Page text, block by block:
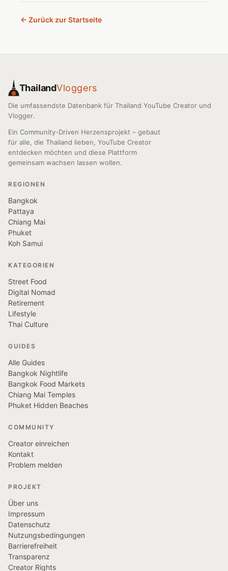
← Zurück zur Startseite
ThailandVloggers
Die umfassendste Datenbank für Thailand YouTube Creator und
Vlogger.
Ein Community-Driven Herzensprojekt – gebaut
für alle, die Thailand lieben, YouTube Creator
entdecken möchten und diese Plattform
gemeinsam wachsen lassen wollen.
REGIONEN
Bangkok
Pattaya
Chiang Mai
Phuket
Koh Samui
KATEGORIEN
Street Food
Digital Nomad
Retirement
Lifestyle
Thai Culture
GUIDES
Alle Guides
Bangkok Nightlife
Bangkok Food Markets
Chiang Mai Temples
Phuket Hidden Beaches
COMMUNITY
Creator einreichen
Kontakt
Problem melden
PROJEKT
Über uns
Impressum
Datenschutz
Nutzungsbedingungen
Barrierefreiheit
Transparenz
Creator Rights